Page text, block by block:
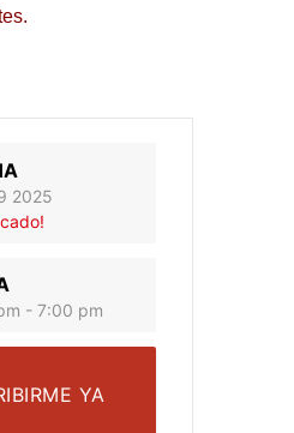
2025
- 7:00 pm
YA